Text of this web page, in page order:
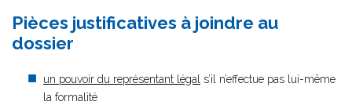
Pièces justificatives à joindre au
dossier
un pouvoir du représentant légal s’il n’effectue pas lui-même
la formalité